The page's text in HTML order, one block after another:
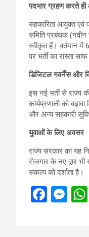
पदभार ग्रहण करते ही
सहकारिता आयुक्त एवं
समिति प्रबंधक
स्वीकृत हैं। वर्तमान में
पर भर्ती का रास्ता
डिजिटल गवर्नेंस और
इस नई भर्ती से राज्य
कार्यप्रणाली को
और अन्य सहकारी
युवाओं के लिए अवसर
राज्य सरकार का यह
रोजगार के नए द्वार
संकल्प को दर्शाता है।
F
ce
M
se